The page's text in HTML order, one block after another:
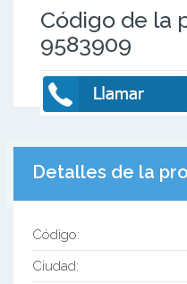
Código de la
9583909
Detalles de la
Código:
Ciudad: